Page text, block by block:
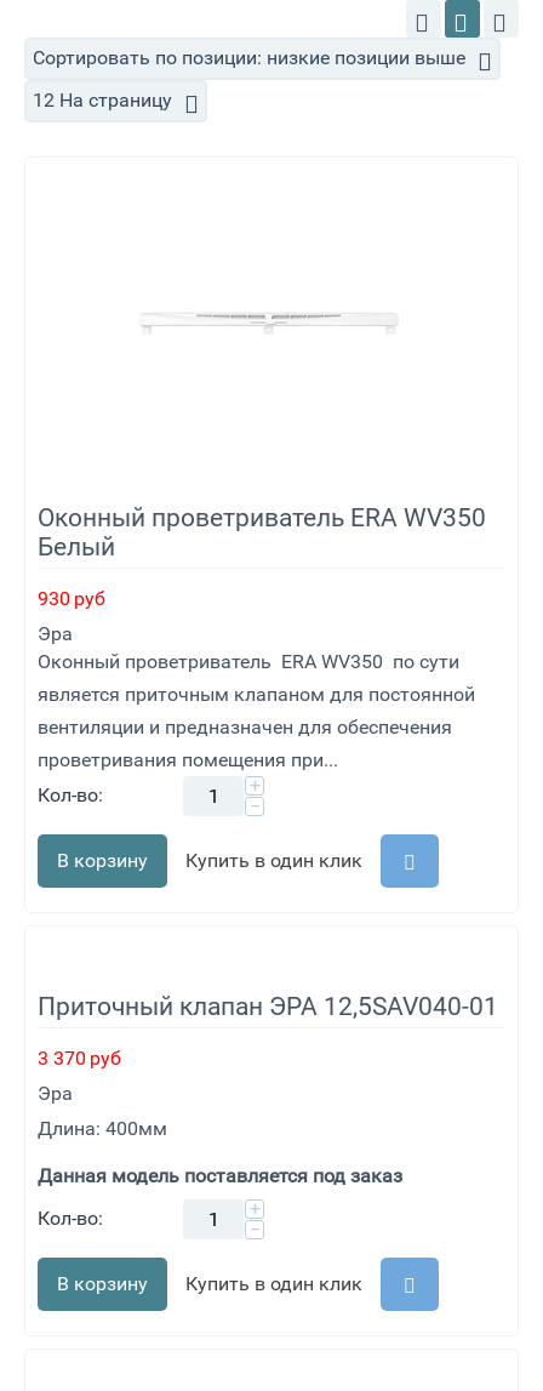
Сортировать по позиции: низкие позиции выше
12 На страницу
Оконный проветриватель ERA WV350
Белый
930 руб
Эра
Оконный проветриватель ERA WV350 по сути
является приточным клапаном для постоянной
вентиляции и предназначен для обеспечения
проветривания помещения при...
Кол-во:
+
−
В корзину Купить в один клик
Приточный клапан ЭРА 12,5SAV040-01
3 370 руб
Эра
Длина: 400мм
Данная модель поставляется под заказ
Кол-во:
+
−
В корзину Купить в один клик